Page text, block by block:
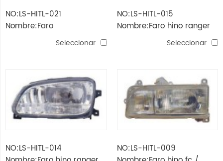
NO:LS-HITL-021
Nombre:Faro
Seleccionar
NO:LS-HITL-015
Nombre:Faro hino ranger
fd fg gh / mega '03
Seleccionar
NO:LS-HITL-014
NO:LS-HITL-009